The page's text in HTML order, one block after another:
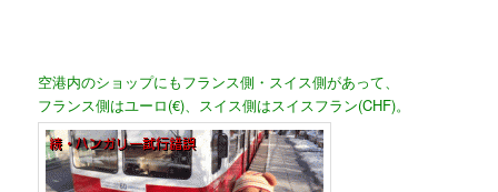
空港内のショップにもフランス側・スイス側があって、
フランス側はユーロ(€)、スイス側はスイスフラン(CHF)。